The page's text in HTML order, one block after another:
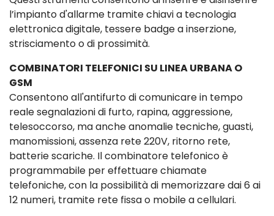
l’impianto d'allarme tramite chiavi a tecnologia
elettronica digitale, tessere badge a inserzione,
strisciamento o di prossimità.
COMBINATORI TELEFONICI SU LINEA URBANA O
GSM
Consentono all'antifurto di comunicare in tempo
reale segnalazioni di furto, rapina, aggressione,
telesoccorso, ma anche anomalie tecniche, guasti,
manomissioni, assenza rete 220V, ritorno rete,
batterie scariche. Il combinatore telefonico è
programmabile per effettuare chiamate
telefoniche, con la possibilità di memorizzare dai 6 ai
12 numeri, tramite rete fissa o mobile a cellulari.